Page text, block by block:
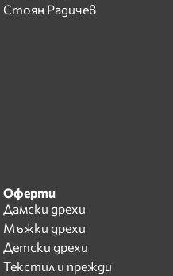
Стоян Радичев
Оферти
Дамски дрехи
Мъжки дрехи
Детски дрехи
Текстил и прежди